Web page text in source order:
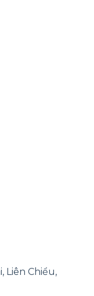
Liên Chiểu,